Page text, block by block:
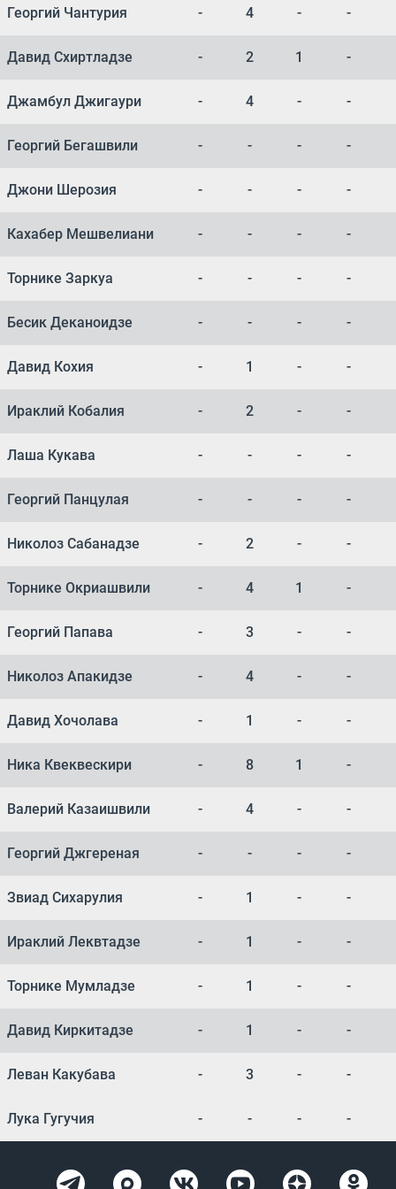
Георгий Чантурия - 4 - -
Давид Схиртладзе - 2 1 -
Джамбул Джигаури - 4 - -
Георгий Бегашвили - - - -
Джони Шерозия - - - -
Кахабер Мешвелиани - - - -
Торнике Заркуа - - - -
Бесик Деканоидзе - - - -
Давид Кохия - 1 - -
Ираклий Кобалия - 2 - -
Лаша Кукава - - - -
Георгий Панцулая - - - -
Николоз Сабанадзе - 2 - -
Торнике Окриашвили - 4 1 -
Георгий Папава - 3 - -
Николоз Апакидзе - 4 - -
Давид Хочолава - 1 - -
Ника Квеквескири - 8 1 -
Валерий Казаишвили - 4 - -
Георгий Джгереная - - - -
Звиад Сихарулия - 1 - -
Ираклий Леквтадзе - 1 - -
Торнике Мумладзе - 1 - -
Давид Киркитадзе - 1 - -
Леван Какубава - 3 - -
Лука Гугучия - - - -